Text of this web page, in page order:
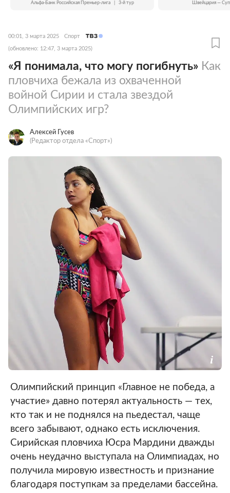
Альфа-Банк Российская Премьер-лига 3-й тур Швейцария —
00:01, 3 марта 2025 Спорт
(обновлено: 12:47, 3 марта 2025)
«Я понимала, что могу погибнуть» Как
пловчиха бежала из охваченной
войной Сирии и стала звездой
Олимпийских игр?
Алексей Гусев
(Редактор отдела «Спорт»)
Олимпийский принцип «Главное не победа, а
участие» давно потерял актуальность — тех,
кто так и не поднялся на пьедестал, чаще
всего забывают, однако есть исключения.
Сирийская пловчиха Юсра Мардини дважды
очень неудачно выступала на Олимпиадах, но
получила мировую известность и признание
благодаря поступкам за пределами бассейна.